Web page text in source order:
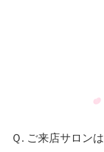
Ｑ. ご来店サロン